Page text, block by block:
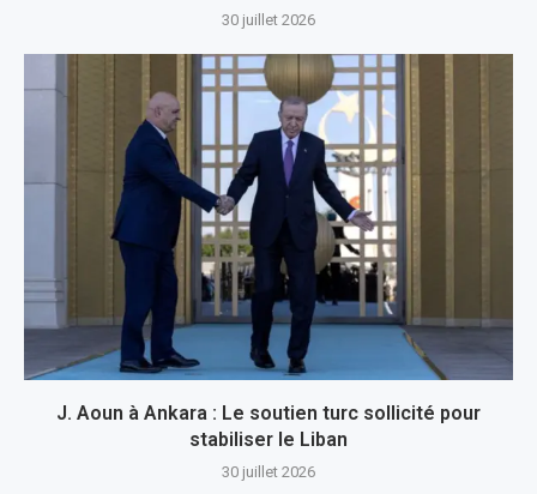
30 juillet 2026
J. Aoun à Ankara : Le soutien turc sollicité pour
stabiliser le Liban
30 juillet 2026